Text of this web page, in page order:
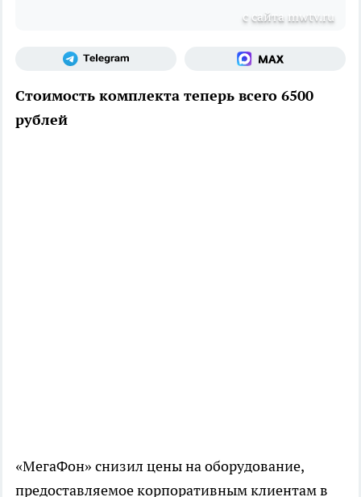
с сайта mwtv.ru
Стоимость комплекта теперь всего 6500
рублей
«МегаФон» снизил цены на оборудование,
предоставляемое корпоративным клиентам в